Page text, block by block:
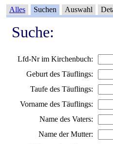
Alles Suchen Auswahl
Suche:
Lfd-Nr im Kirchenbuch:
Geburt des Täuflings:
Taufe des Täuflings:
Vorname des Täuflings:
Name des Vaters:
Name der Mutter: